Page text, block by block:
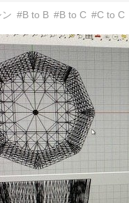
#B to B #B to C #C to C